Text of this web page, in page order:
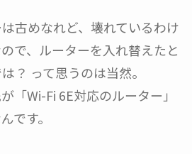
古めなれど、壊れているわけ
で、ルーターを入れ替えたと
？ って思うのは当然。
「Wi-Fi 6E対応のルーター」
です。